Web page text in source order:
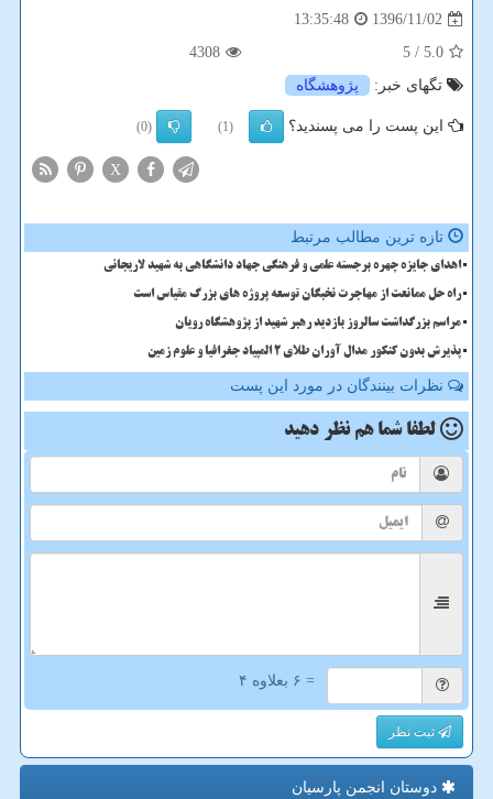
1396/11/02
13:35:48
5.0
/ 5
4308
تگهای خبر:
پژوهشگاه
این پست را می پسندید؟ (1)
(0)
X
تازه ترین مطالب مرتبط
اهدای جایزه چهره برجسته علمی و فرهنگی جهاد دانشگاهی به شهید لاریجانی
راه حل ممانعت از مهاجرت نخبگان توسعه پروژه های بزرگ مقیاس است
مراسم بزرگداشت سالروز بازدید رهبر شهید از پژوهشگاه رویان
پذیرش بدون کنکور مدال آوران طلای ۲ المپیاد جغرافیا و علوم زمین
نظرات بینندگان در مورد این پست
لطفا شما هم نظر دهید
= ۶ بعلاوه ۴
ثبت نظر
دوستان انجمن پارسیان